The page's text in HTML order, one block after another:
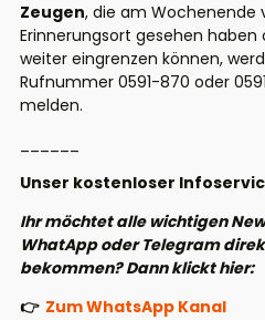
Zeugen, die am Wochenende
Erinnerungsort gesehen
weiter eingrenzen können,
Rufnummer 0591-870 oder
melden.
Unser kostenloser
Ihr möchtet alle wichtigen
WhatApp oder Telegram
bekommen? Dann klickt hier:
👉 Zum WhatsApp Kanal